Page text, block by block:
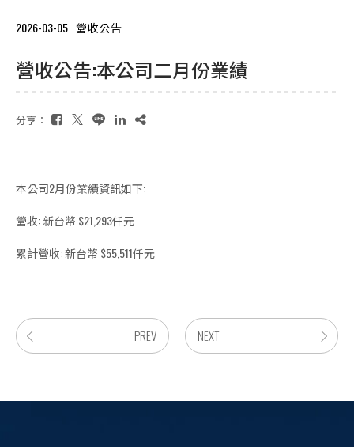
2026-03-05 營收公告
營收公告:本公司二月份業績
分享：
本公司2月份業績資訊如下:
營收: 新台幣 $21,293仟元
累計營收: 新台幣 $55,511仟元
PREV NEXT